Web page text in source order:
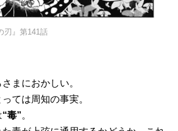
刃』第141話
まにおかしい。
ては周知の事実。
“毒”。